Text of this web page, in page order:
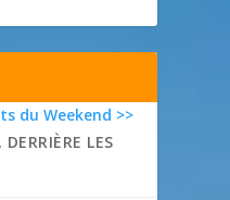
du Weekend >>
LES